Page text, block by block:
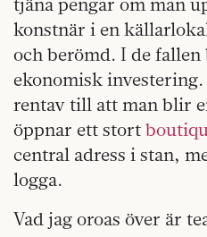
konstnär i en
och berömd. I de
ekonomisk
rentav till att man blir
öppnar ett stort
central adress i stan,
logga.
Vad jag oroas över är